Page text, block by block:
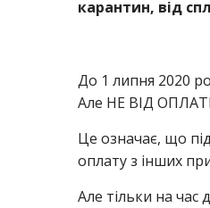
карантин, від
До 1 липня 2020
Але НЕ ВІД
Це означає, що
оплату з інших
Але тільки на час